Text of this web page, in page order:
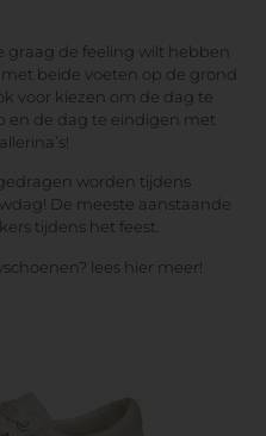
graag de feeling wilt hebben
beide voeten op de grond
voor kiezen om de dag te
en de dag te eindigen met
worden tijdens
De meeste aanstaande
tijdens het feest.
lees hier meer!